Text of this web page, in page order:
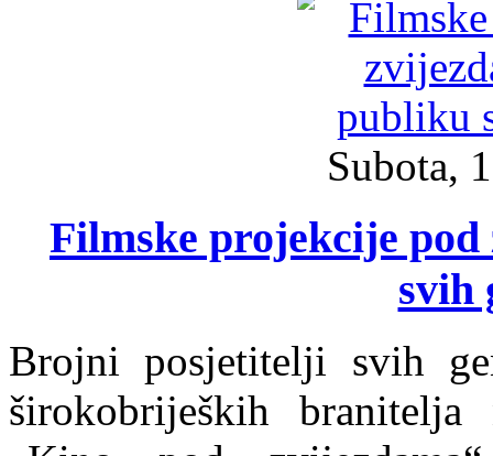
Subota,
Filmske projekcije
svih
Brojni posjetitelji svih
širokobrijeških branitelja